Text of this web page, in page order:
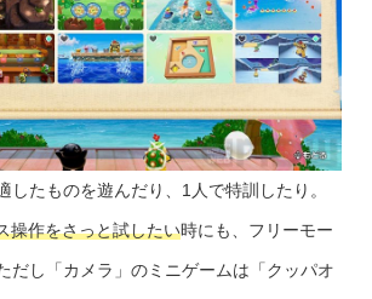
したものを遊んだり、1人で特訓したり。
操作をさっと試したい時にも、フリーモー
だし「カメラ」のミニゲームは「クッパオ